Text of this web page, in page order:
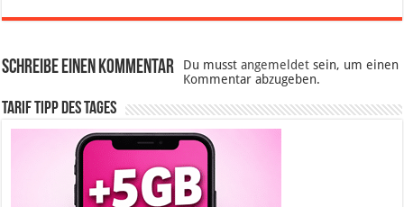
Schreibe einen Kommentar Du musstangemeldet sein, um einen
Kommentar abzugeben.
Tarif Tipp des Tages